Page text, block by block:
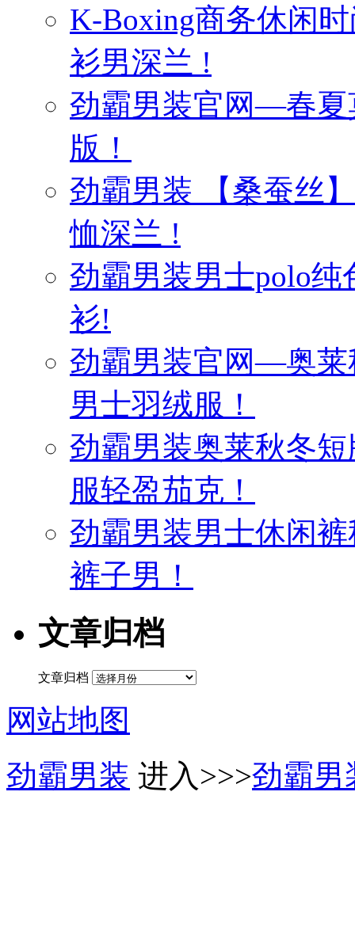
K-Boxing商务休闲
衫男深兰 !
劲霸男装官网—春夏
版！
劲霸男装 【桑蚕丝
恤深兰 !
劲霸男装男士polo
衫!
劲霸男装官网—奥莱
男士羽绒服！
劲霸男装奥莱秋冬
服轻盈茄克！
劲霸男装男士休闲
裤子男！
文章归档
文章归档
网站地图
劲霸男装 进入>>>劲霸男